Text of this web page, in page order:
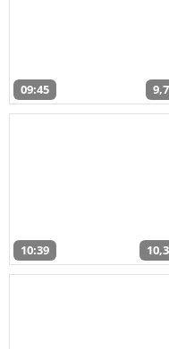
09:45
10:39